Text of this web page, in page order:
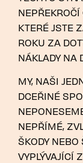
NEPŘEKROČÍ
KTERÉ JSTE
ROKU ZA
NÁKLADY NA
MY, NAŠI
DCEŘINÉ
NEPŘÍMÉ,
ŠKODY NEBO
VYPLÝVAJÍCÍ